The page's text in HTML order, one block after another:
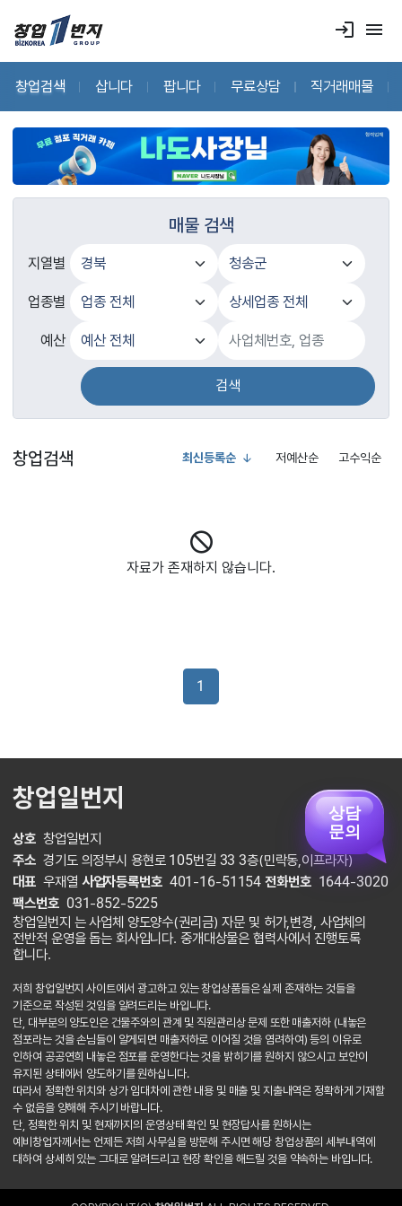
login menu
창업검색 삽니다 팝니다 무료상담 직거래매물
매물 검색
지열별
업종별
예산
검색
창업검색 최신등록순 저예산순 고수익순
자료가 존재하지 않습니다.
1
창업일번지
상호 창업일번지
주소 경기도 의정부시 용현로 105번길 33 3층(민락동,이프라자)
대표 우재열 사업자등록번호 401-16-51154 전화번호 1644-3020
팩스번호 031-852-5225
창업일번지 는 사업체 양도양수(권리금) 자문 및 허가,변경, 사업체의
전반적 운영을 돕는 회사입니다. 중개대상물은 협력사에서 진행토록
합니다.
저희 창업일번지 사이트에서 광고하고 있는 창업상품들은 실제 존재하는 것들을
기준으로 작성된 것임을 알려드리는 바입니다.
단, 대부분의 양도인은 건물주와의 관계 및 직원관리상 문제 또한 매출저하 (내놓은
점포라는 것을 손님들이 알게되면 매출저하로 이어질 것을 염려하여) 등의 이유로
인하여 공공연희 내놓은 점포를 운영한다는 것을 밝히기를 원하지 않으시고 보안이
유지된 상태에서 양도하기를 원하십니다.
따라서 정확한 위치와 상가 임대차에 관한 내용 및 매출 및 지출내역은 정확하게 기재할
수 없음을 양해해 주시기 바랍니다.
단, 정확한 위치 및 현재까지의 운영상태 확인 및 현장답사를 원하시는
예비창업자께서는 언제든 저희 사무실을 방문해 주시면 해당 창업상품의 세부내역에
대하여 상세히 있는 그대로 알려드리고 현장 확인을 해드릴 것을 약속하는 바입니다.
상담
문의